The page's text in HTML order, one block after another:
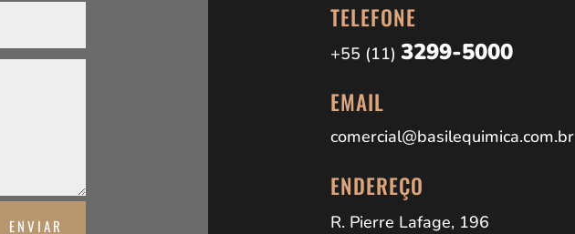
ENVIAR
TELEFONE
+55 (11)3299-5000
EMAIL
comercial@basilequimica.com.br
ENDEREÇO
R. Pierre Lafage, 196